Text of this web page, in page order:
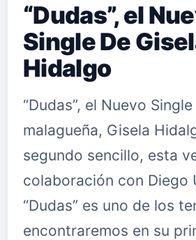
“Dudas”, el
Single De
Hidalgo
“Dudas”, el Nuevo
malagueña, Gisela
segundo sencillo, esta
colaboración con Diego
“Dudas” es uno de los
encontraremos en su